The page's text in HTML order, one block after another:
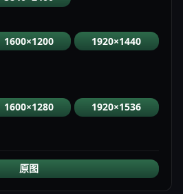
1600×1200
1920×1440
1600×1280
1920×1536
原图